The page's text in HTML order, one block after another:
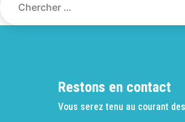
Restons en contact
Vous serez tenu au courant